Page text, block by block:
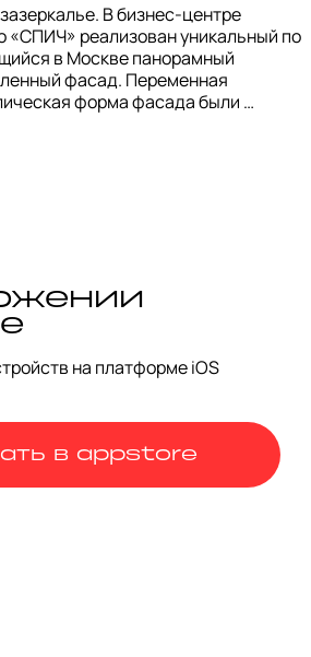
мозаики «Спорт и дети»
Эльвиры Жерносек 1964 года
и перенесли на стену трибуны.
В бизнес-центре
«СПИЧ» реализован уникальный по
в Москве панорамный
фасад. Переменная
форма фасада были
не случайно: тем самым они
фоновой застройке —
на платформе iOS
в appstore